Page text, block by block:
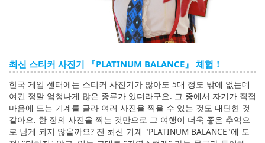
최신 스티커 사진기 『PLATINUM BALANCE』 체험！
한국 게임 센터에는 스티커 사진기가 많아도 5대 정도 밖에 없는데
여긴 정말 엄청나게 많은 종류가 있더라구요. 그 중에서 자기가 직접
마음에 드는 기계를 골라 여러 사진을 찍을 수 있는 것도 대단한 것
같아요. 한 장의 사진을 찍는 것만으로 그 여행이 더욱 좋은 추억으
로 남게 되지 않을까요? 전 최신 기계 "PLATINUM BALANCE"에 도